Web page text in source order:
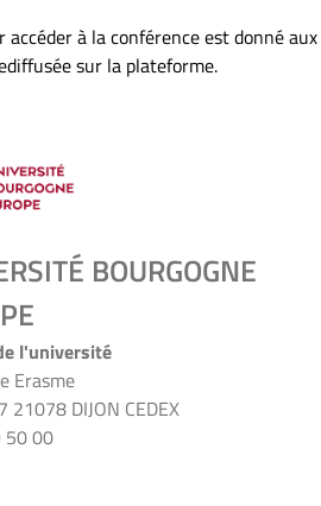
accéder à la conférence est donné
sur la plateforme.
BOURGOGNE
l'université
Erasme
21078 DIJON CEDEX
50 00